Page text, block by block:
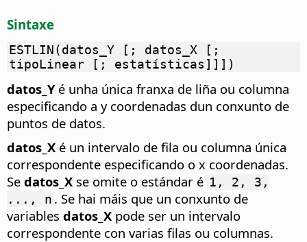
Sintaxe
ESTLIN(datos_Y [; datos_X [;
tipoLinear [; estatísticas]]])
datos_Y é unha única franxa de liña ou columna
especificando a y coordenadas dun conxunto de
puntos de datos.
datos_X é un intervalo de fila ou columna única
correspondente especificando o x coordenadas.
Se datos_X se omite o estándar é 1, 2, 3,
..., n . Se hai máis que un conxunto de
variables datos_X pode ser un intervalo
correspondente con varias filas ou columnas.